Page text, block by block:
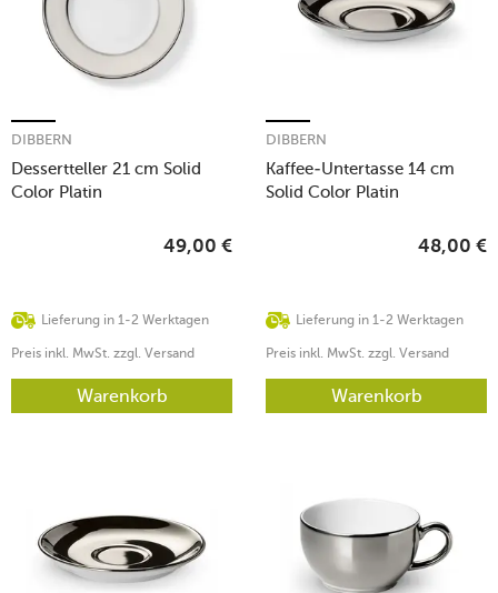
Dessertteller 21 cm Solid
Color Platin
DIBBERN
Lieferung in 1-2 Werktagen
49,00 €
Preis inkl. MwSt. zzgl. Versand
Warenkorb
Kaffee-Untertasse 14 cm
Solid Color Platin
DIBBERN
Lieferung in 1-2 Werktagen
48,00 €
Preis inkl. MwSt. zzgl. Versand
Warenkorb